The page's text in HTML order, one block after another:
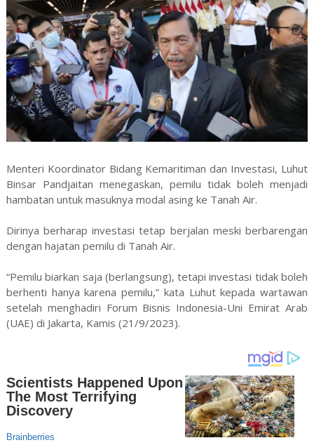
Menteri Koordinator Bidang Kemaritiman dan Investasi, Luhut
Binsar Pandjaitan menegaskan, pemilu tidak boleh menjadi
hambatan untuk masuknya modal asing ke Tanah Air.
Dirinya berharap investasi tetap berjalan meski berbarengan
dengan hajatan pemilu di Tanah Air.
“Pemilu biarkan saja (berlangsung), tetapi investasi tidak boleh
berhenti hanya karena pemilu,” kata Luhut kepada wartawan
setelah menghadiri Forum Bisnis Indonesia-Uni Emirat Arab
(UAE) di Jakarta, Kamis (21/9/2023).